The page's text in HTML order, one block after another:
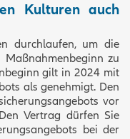
Kulturen auch
durchlaufen, um die
zu
gilt in 2024 mit
als genehmigt. Den
vor
Vertrag dürfen Sie
bei der